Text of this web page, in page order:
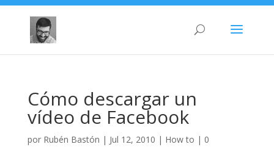
Cómo descargar un
vídeo de Facebook
por Rubén Bastón | Jul 12, 2010 | How to | 0